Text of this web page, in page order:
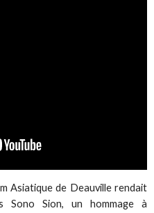
Asiatique de Deauville rendait
Sono Sion, un hommage à